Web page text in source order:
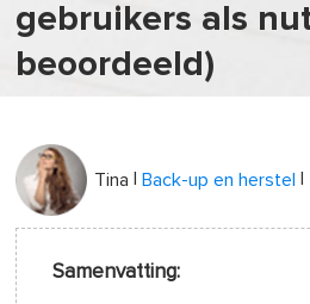
gebruikers als
beoordeeld)
Tina |Back-up en herstel
Samenvatting: